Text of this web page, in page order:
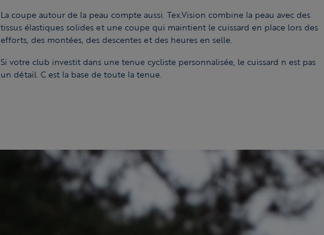
La coupe autour de la peau compte aussi. Tex.Vision combine la peau avec des
tissus élastiques solides et une coupe qui maintient le cuissard en place lors des
efforts, des montées, des descentes et des heures en selle.
Si votre club investit dans une tenue cycliste personnalisée, le cuissard n est pas
un détail. C est la base de toute la tenue.